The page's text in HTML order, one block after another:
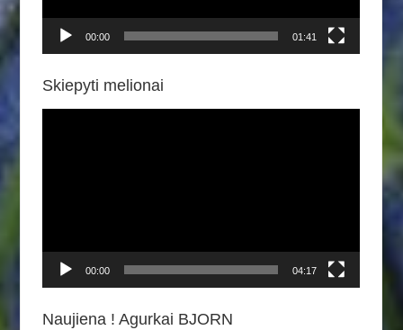
00:00 01:41
Skiepyti melionai
00:00 04:17
Naujiena ! Agurkai BJORN